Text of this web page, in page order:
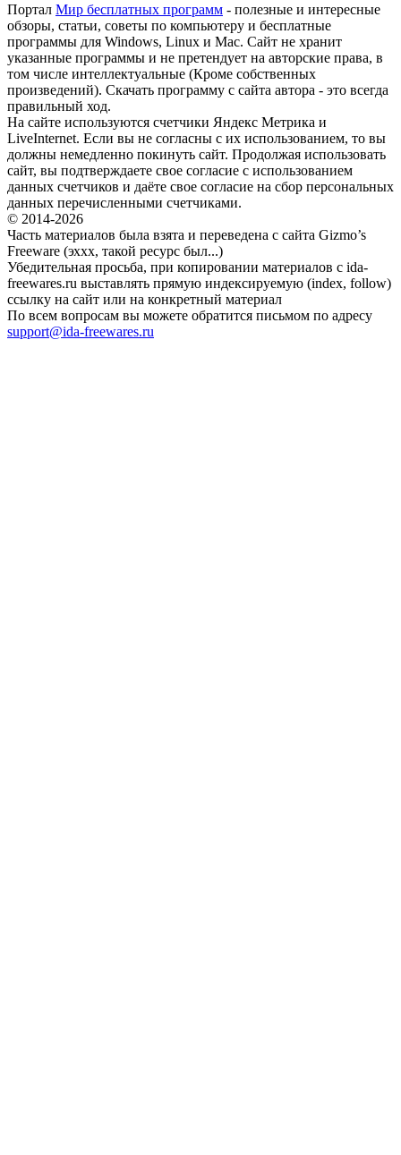
Портал Мир бесплатных программ - полезные и интересные
обзоры, статьи, советы по компьютеру и бесплатные
программы для Windows, Linux и Mac. Сайт не хранит
указанные программы и не претендует на авторские права, в
том числе интеллектуальные (Кроме собственных
произведений). Скачать программу с сайта автора - это всегда
правильный ход.
На сайте используются счетчики Яндекс Метрика и
LiveInternet. Если вы не согласны с их использованием, то вы
должны немедленно покинуть сайт. Продолжая использовать
сайт, вы подтверждаете свое согласие с использованием
данных счетчиков и даёте свое согласие на сбор персональных
данных перечисленными счетчиками.
© 2014-2026
Часть материалов была взята и переведена с сайта Gizmo’s
Freeware (эххх, такой ресурс был...)
Убедительная просьба, при копировании материалов с ida-
freewares.ru выставлять прямую индексируемую (index, follow)
ссылку на сайт или на конкретный материал
По всем вопросам вы можете обратится письмом по адресу
support@ida-freewares.ru